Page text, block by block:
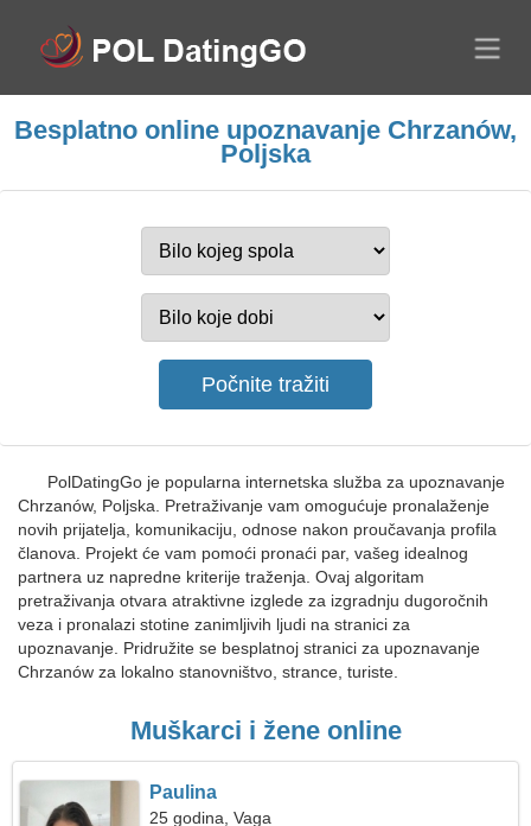
Besplatno online upoznavanje Chrzanów,
Poljska
PolDatingGo je popularna internetska služba za upoznavanje
Chrzanów, Poljska. Pretraživanje vam omogućuje pronalaženje
novih prijatelja, komunikaciju, odnose nakon proučavanja profila
članova. Projekt će vam pomoći pronaći par, vašeg idealnog
partnera uz napredne kriterije traženja. Ovaj algoritam
pretraživanja otvara atraktivne izglede za izgradnju dugoročnih
veza i pronalazi stotine zanimljivih ljudi na stranici za
upoznavanje. Pridružite se besplatnoj stranici za upoznavanje
Chrzanów za lokalno stanovništvo, strance, turiste.
Muškarci i žene online
Paulina
25 godina, Vaga